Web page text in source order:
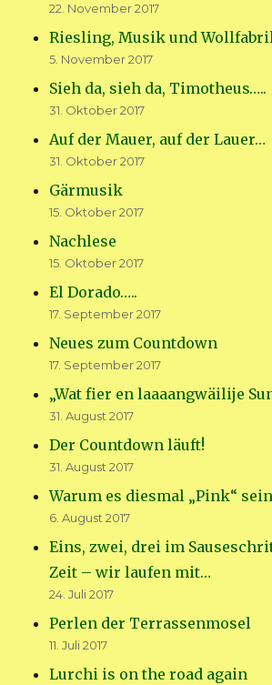
22. November 2017
Riesling, Musik und
5. November 2017
Sieh da, sieh da, Timotheus…..
31. Oktober 2017
Auf der Mauer, auf der Lauer…
31. Oktober 2017
Gärmusik
15. Oktober 2017
Nachlese
15. Oktober 2017
El Dorado…..
17. September 2017
Neues zum Countdown
17. September 2017
„Wat fier en laaaangwäilije
31. August 2017
Der Countdown läuft!
31. August 2017
Warum es diesmal „Pink“
6. August 2017
Eins, zwei, drei im
Zeit – wir laufen mit…
24. Juli 2017
Perlen der Terrassenmosel
11. Juli 2017
Lurchi is on the road again